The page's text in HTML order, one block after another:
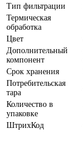
Тип фильтрации
Термическая
обработка
Цвет
Дополнительный
компонент
Срок хранения
Потребительская
тара
Количество в
упаковке
ШтрихКод